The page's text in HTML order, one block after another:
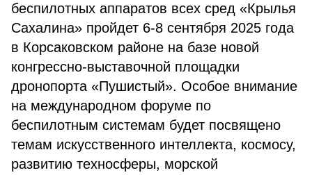
беспилотных аппаратов всех сред «Крылья
Сахалина» пройдет 6-8 сентября 2025 года
в Корсаковском районе на базе новой
конгрессно-выставочной площадки
дронопорта «Пушистый». Особое внимание
на международном форуме по
беспилотным системам будет посвящено
темам искусственного интеллекта, космосу,
развитию техносферы, морской